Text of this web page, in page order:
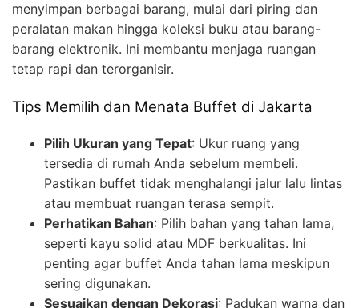
menyimpan berbagai barang, mulai dari piring dan
peralatan makan hingga koleksi buku atau barang-
barang elektronik. Ini membantu menjaga ruangan
tetap rapi dan terorganisir.
Tips Memilih dan Menata Buffet di Jakarta
Pilih Ukuran yang Tepat: Ukur ruang yang
tersedia di rumah Anda sebelum membeli.
Pastikan buffet tidak menghalangi jalur lalu lintas
atau membuat ruangan terasa sempit.
Perhatikan Bahan: Pilih bahan yang tahan lama,
seperti kayu solid atau MDF berkualitas. Ini
penting agar buffet Anda tahan lama meskipun
sering digunakan.
Sesuaikan dengan Dekorasi: Padukan warna dan